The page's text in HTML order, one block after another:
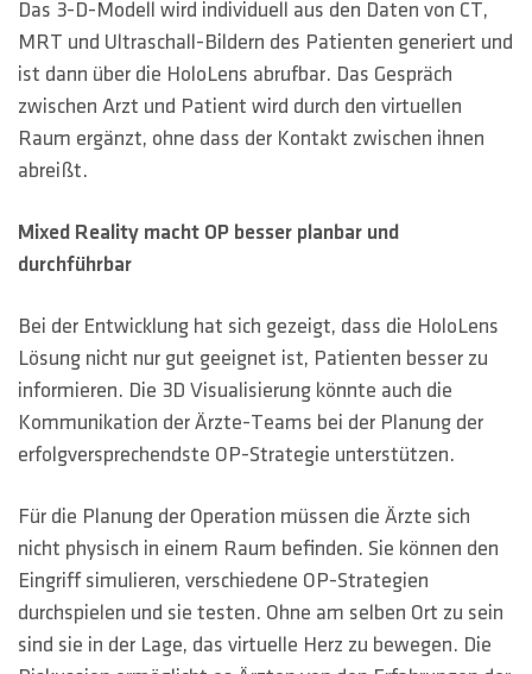
Das 3-D-Modell wird individuell aus den Daten von CT,
MRT und Ultraschall-Bildern des Patienten generiert und
ist dann über die HoloLens abrufbar. Das Gespräch
zwischen Arzt und Patient wird durch den virtuellen
Raum ergänzt, ohne dass der Kontakt zwischen ihnen
abreißt.
Mixed Reality macht OP besser planbar und
durchführbar
Bei der Entwicklung hat sich gezeigt, dass die HoloLens
Lösung nicht nur gut geeignet ist, Patienten besser zu
informieren. Die 3D Visualisierung könnte auch die
Kommunikation der Ärzte-Teams bei der Planung der
erfolgversprechendste OP-Strategie unterstützen.
Für die Planung der Operation müssen die Ärzte sich
nicht physisch in einem Raum befinden. Sie können den
Eingriff simulieren, verschiedene OP-Strategien
durchspielen und sie testen. Ohne am selben Ort zu sein
sind sie in der Lage, das virtuelle Herz zu bewegen. Die